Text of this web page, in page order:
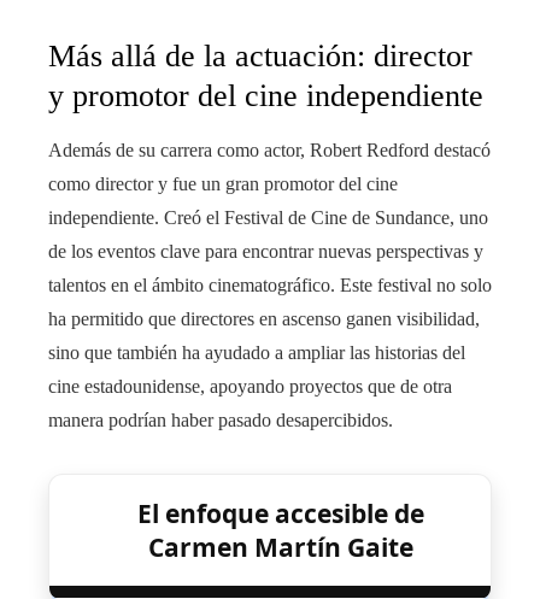
Más allá de la actuación: director
y promotor del cine independiente
Además de su carrera como actor, Robert Redford destacó
como director y fue un gran promotor del cine
independiente. Creó el Festival de Cine de Sundance, uno
de los eventos clave para encontrar nuevas perspectivas y
talentos en el ámbito cinematográfico. Este festival no solo
ha permitido que directores en ascenso ganen visibilidad,
sino que también ha ayudado a ampliar las historias del
cine estadounidense, apoyando proyectos que de otra
manera podrían haber pasado desapercibidos.
El enfoque accesible de
Carmen Martín Gaite